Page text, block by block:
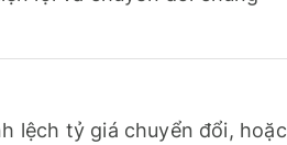
lệch tỷ giá chuyển đổi, hoặc